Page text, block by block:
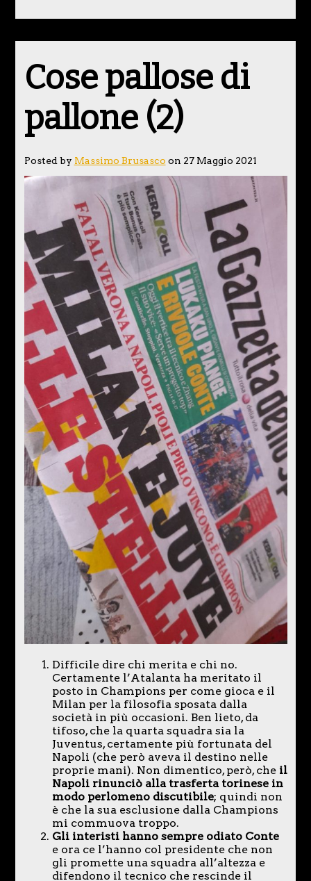
Cose pallose di
pallone (2)
Posted by Massimo Brusasco on 27 Maggio 2021
Difficile dire chi merita e chi no.
Certamente l’Atalanta ha meritato il
posto in Champions per come gioca e il
Milan per la filosofia sposata dalla
società in più occasioni. Ben lieto, da
tifoso, che la quarta squadra sia la
Juventus, certamente più fortunata del
Napoli (che però aveva il destino nelle
proprie mani). Non dimentico, però, che il
Napoli rinunciò alla trasferta torinese in
modo perlomeno discutibile; quindi non
è che la sua esclusione dalla Champions
mi commuova troppo.
Gli interisti hanno sempre odiato Conte
e ora ce l’hanno col presidente che non
gli promette una squadra all’altezza e
difendono il tecnico che rescinde il